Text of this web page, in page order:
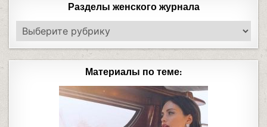
Разделы женского журнала
Материалы по теме: